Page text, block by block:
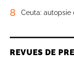
8 Ceuta: autopsie
REVUES DE